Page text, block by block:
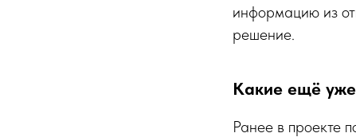
информацию из
решение.
Какие ещё
Ранее в проекте